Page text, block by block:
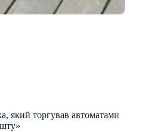
який торгував автоматами